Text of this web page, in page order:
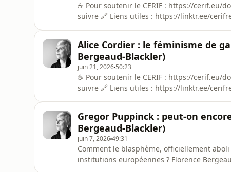
☕ Pour soutenir le CERIF : https://cerif.eu/
suivre 🔗 Liens utiles : https://linktr.ee/cerifrerisme Et si les batailles culturelles
l'université e
Alice Cordier : le féminisme de
Bergeaud-Blackler)
juin 21, 2026 50:23
☕️ Pour soutenir le CERIF : https://cerif.eu/
suivre 🔗 Liens utiles : https://linktr.ee/
bourreaux » ? Qu
Gregor Puppinck : peut-on
Bergeaud-Blackler)
juin 7, 202649:31
Comment le blasphème, officiellement
institutions européennes ? Florence